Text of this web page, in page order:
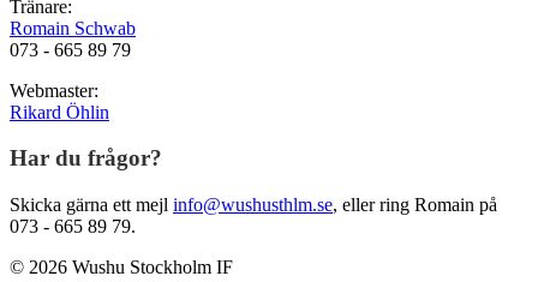
Tränare:
Romain Schwab
073 - 665 89 79
Webmaster:
Rikard Öhlin
Har du frågor?
Skicka gärna ett mejl info@wushusthlm.se, eller ring Romain på
073 - 665 89 79.
© 2026 Wushu Stockholm IF